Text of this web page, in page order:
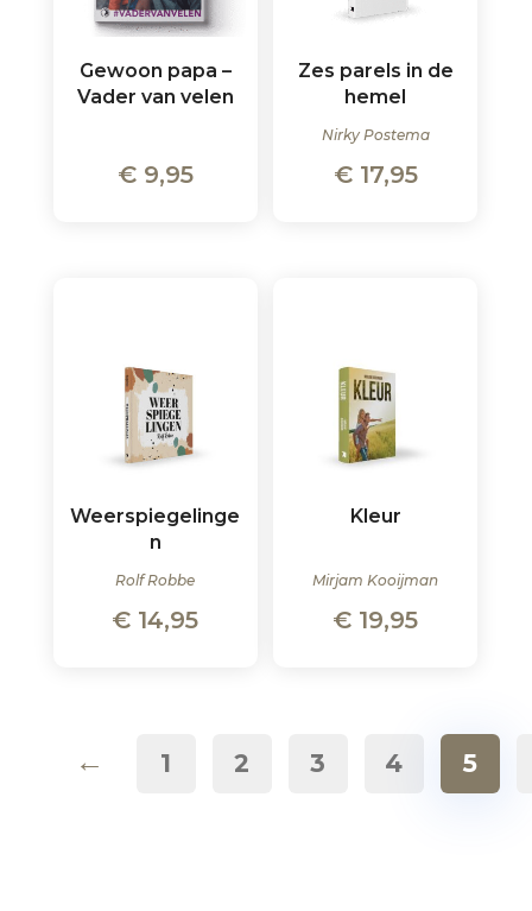
Gewoon papa –
Vader van velen
€9,95
Zes parels in de
hemel
Nirky Postema
€17,95
Weerspiegelinge
n
Rolf Robbe
€ 14,95
Kleur
Mirjam Kooijman
€ 19,95
← 1 2 3 4 5